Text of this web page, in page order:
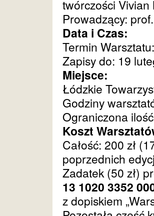
twórczości Vivian
Prowadzący:
Data i Czas:
Termin
Zapisy do: 19
Miejsce:
Łódzkie
Godziny
Ograniczona
Koszt
Całość: 200 zł
poprzednich
Zadatek (50 zł)
13 1020 3352
z dopiskiem